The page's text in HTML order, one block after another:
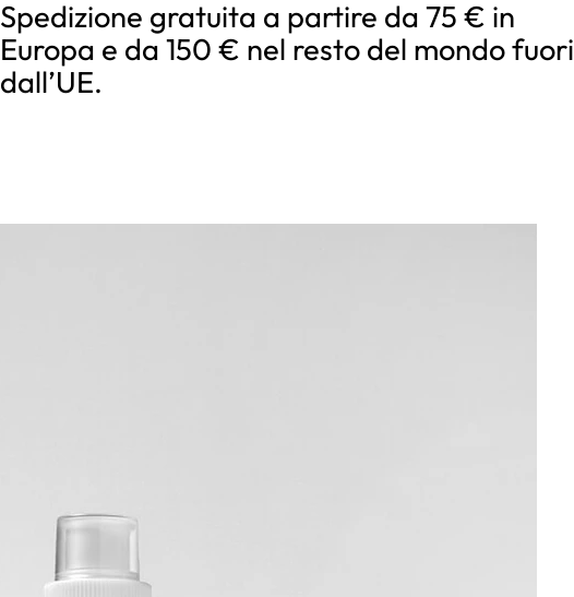
Spedizione gratuita a partire da 75 € in
Europa e da 150 € nel resto del mondo fuori
dall’UE.